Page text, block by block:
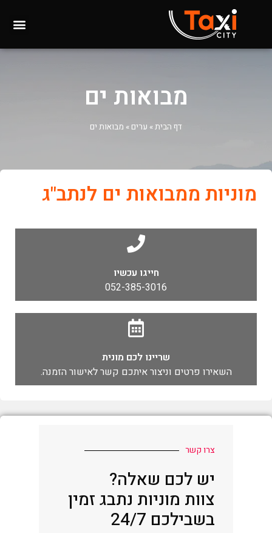
מבואות ים
דף הבית» ערים » מבואות ים
מוניות ממבואות ים לנתב"ג
חייגו עכשיו
052-385-3016
שריינו לכם מונית
השאירו פרטים וניצור איתכם קשר לאישור הזמנה.
צרו קשר
יש לכם שאלה?
צוות מוניות נתבג זמין
בשבילכם 24/7